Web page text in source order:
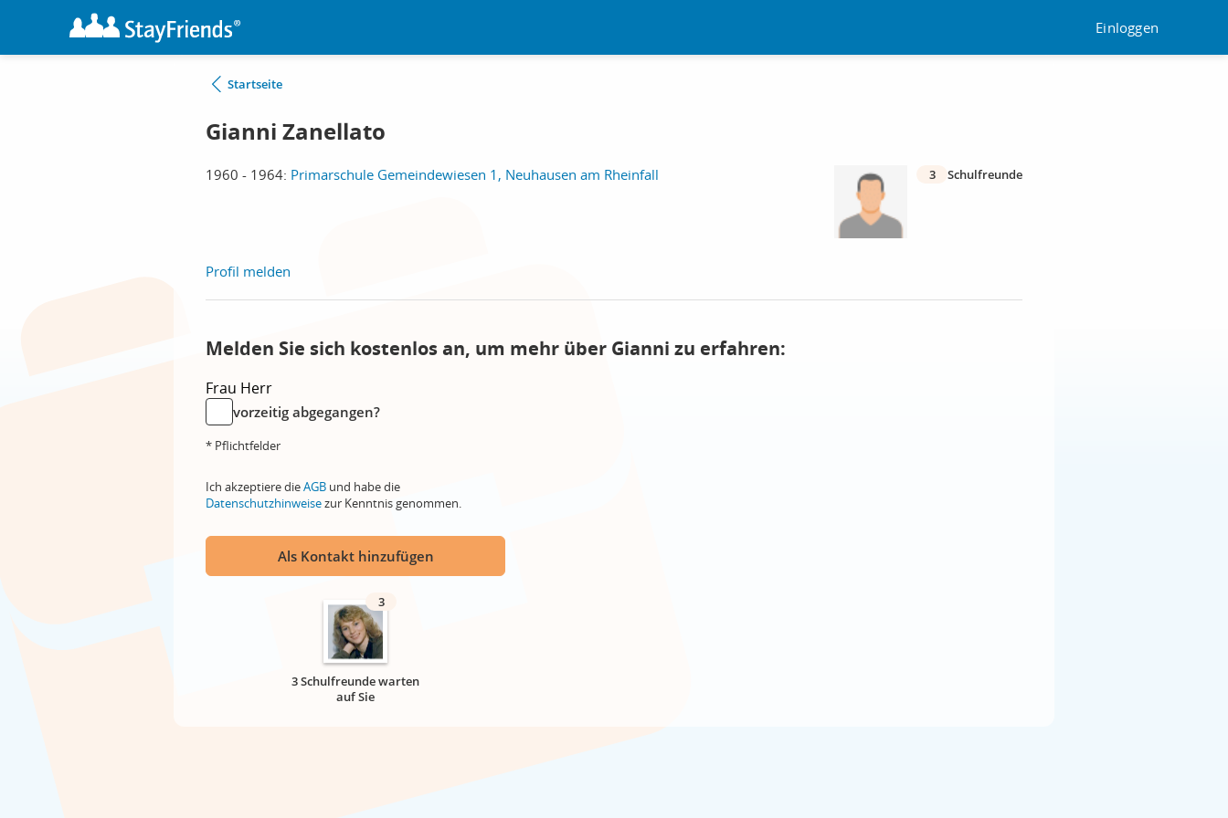
Einloggen
Startseite
Gianni Zanellato
1960 - 1964: Primarschule Gemeindewiesen 1, Neuhausen am Rheinfall 3 Schulfreunde
Profil melden
Melden Sie sich kostenlos an, um mehr über Gianni zu erfahren:
Frau Herr
vorzeitig abgegangen?
* Pflichtfelder
Ich akzeptiere dieAGB und habe die
Datenschutzhinweisezur Kenntnis genommen.
Als Kontakt hinzufügen
3
3 Schulfreunde warten
auf Sie